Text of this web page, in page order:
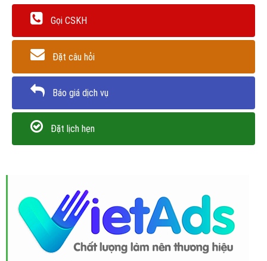
Gọi CSKH
Đặt câu hỏi
Báo giá dịch vụ
Đặt lịch hẹn